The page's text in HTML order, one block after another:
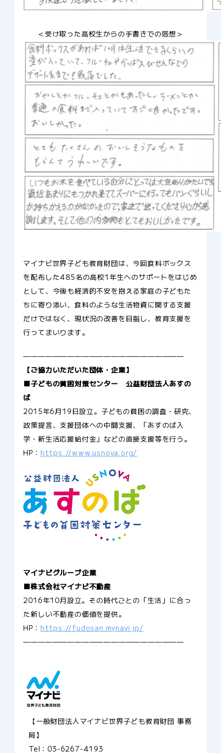
＜受け取った高校生からの手書きでの感想＞
マイナビ世界子ども教育財団は、今回食料ボックス
を配布した485名の高校1年生へのサポートをはじめ
として、今後も経済的不安を抱える家庭の子どもた
ちに寄り添い、食料のような生活物資に関する支援
だけではなく、現状況の改善を目指し、教育支援を
行ってまいります。
——————————————————————
【ご協力いただいた団体・企業】
■子どもの貧困対策センター 公益財団法人あすの
ば
2015年6月19日設立。子どもの貧困の調査・研究、
政策提言、支援団体への中間支援、「あすのば入
学・新生活応援給付金」などの直接支援等を行う。
HP： https://www.usnova.org/
マイナビグループ企業
■株式会社マイナビ不動産
2016年10月設立。その時代ごとの「生活」に合っ
た新しい不動産の価値を提供。
HP： https://fudosan.mynavi.jp/
——————————————————————
【一般財団法人マイナビ世界子ども教育財団 事務
局】
Tel：03-6267-4193